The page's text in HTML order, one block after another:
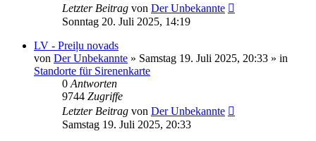
Letzter Beitrag von Der Unbekannte
Sonntag 20. Juli 2025, 14:19
LV - Preiļu novads
von Der Unbekannte » Samstag 19. Juli 2025, 20:33 » in
Standorte für Sirenenkarte
0 Antworten
9744 Zugriffe
Letzter Beitrag von Der Unbekannte
Samstag 19. Juli 2025, 20:33